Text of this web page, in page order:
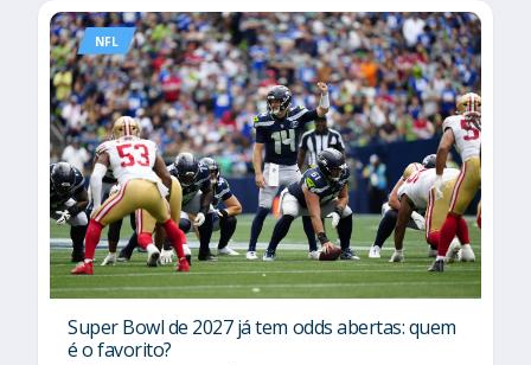
NFL
Super Bowl de 2027 já tem odds abertas: quem
é o favorito?